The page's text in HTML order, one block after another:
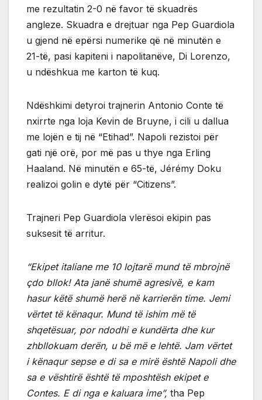
me rezultatin 2-0 në favor të skuadrës
angleze. Skuadra e drejtuar nga Pep Guardiola
u gjend në epërsi numerike që në minutën e
21-të, pasi kapiteni i napolitanëve, Di Lorenzo,
u ndëshkua me karton të kuq.
Ndëshkimi detyroi trajnerin Antonio Conte të
nxirrte nga loja Kevin de Bruyne, i cili u dallua
me lojën e tij në “Etihad”. Napoli rezistoi për
gati një orë, por më pas u thye nga Erling
Haaland. Në minutën e 65-të, Jérémy Doku
realizoi golin e dytë për “Citizens”.
Trajneri Pep Guardiola vlerësoi ekipin pas
suksesit të arritur.
“Ekipet italiane me 10 lojtarë mund të mbrojnë
çdo bllok! Ata janë shumë agresivë, e kam
hasur këtë shumë herë në karrierën time. Jemi
vërtet të kënaqur. Mund të ishim më të
shqetësuar, por ndodhi e kundërta dhe kur
zhbllokuam derën, u bë më e lehtë. Jam vërtet
i kënaqur sepse e di sa e mirë është Napoli dhe
sa e vështirë është të mposhtësh ekipet e
Contes. E di nga e kaluara ime”, tha Pep